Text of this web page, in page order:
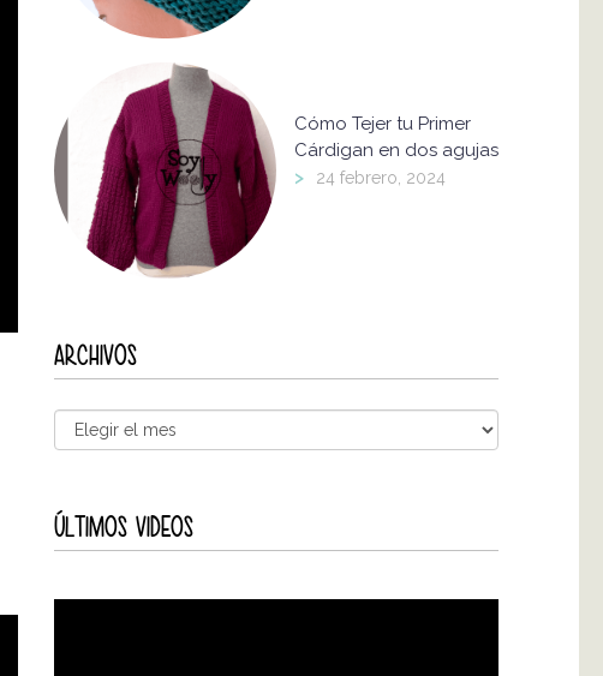
Cómo Tejer tu Primer
Cárdigan en dos agujas
> 24 febrero, 2024
ARCHIVOS
ÚLTIMOS VIDEOS